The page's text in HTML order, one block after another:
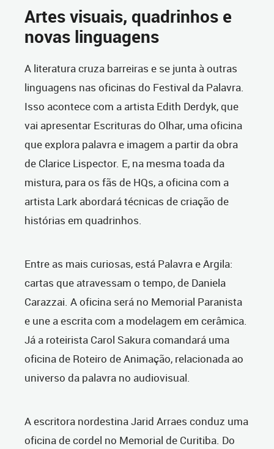
Artes visuais, quadrinhos e
novas linguagens
A literatura cruza barreiras e se junta à outras
linguagens nas oficinas do Festival da Palavra.
Isso acontece com a artista Edith Derdyk, que
vai apresentar Escrituras do Olhar, uma oficina
que explora palavra e imagem a partir da obra
de Clarice Lispector. E, na mesma toada da
mistura, para os fãs de HQs, a oficina com a
artista Lark abordará técnicas de criação de
histórias em quadrinhos.
Entre as mais curiosas, está Palavra e Argila:
cartas que atravessam o tempo, de Daniela
Carazzai. A oficina será no Memorial Paranista
e une a escrita com a modelagem em cerâmica.
Já a roteirista Carol Sakura comandará uma
oficina de Roteiro de Animação, relacionada ao
universo da palavra no audiovisual.
A escritora nordestina Jarid Arraes conduz uma
oficina de cordel no Memorial de Curitiba. Do